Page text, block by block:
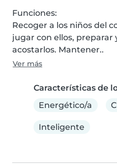
Funciones:
Recoger a los niños del
jugar con ellos, preparar
acostarlos. Mantener..
Ver más
Características de
Energético/a
Inteligente